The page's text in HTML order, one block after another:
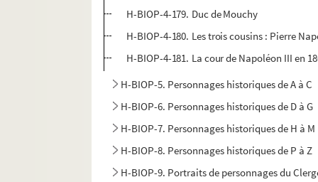
H-BIOP-4-179. Duc de Mouchy
H-BIOP-4-180. Les trois cousins : Pierre
H-BIOP-4-181. La cour de Napoléon III en
H-BIOP-5. Personnages historiques de A à C
H-BIOP-6. Personnages historiques de D à G
H-BIOP-7. Personnages historiques de H à M
H-BIOP-8. Personnages historiques de P à Z
H-BIOP-9. Portraits de personnages du